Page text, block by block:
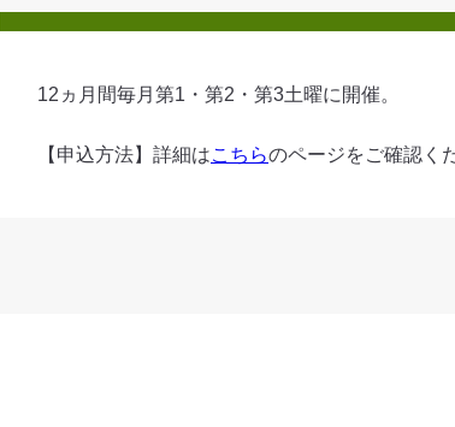
12ヵ月間毎月第1・第2・第3土曜に開催。
【申込方法】詳細はこちらのページをご確認く